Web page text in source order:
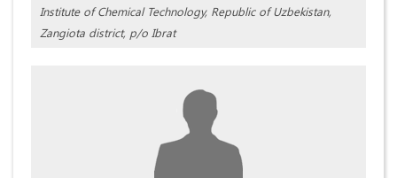
Institute of Chemical Technology, Republic of Uzbekistan,
Zangiota district, p/o Ibrat